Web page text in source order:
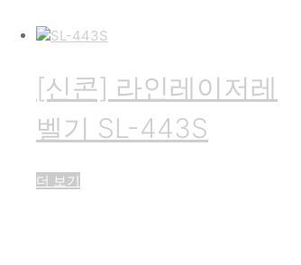
[신콘] 라인레이저레
벨기 SL-443S
더 보기